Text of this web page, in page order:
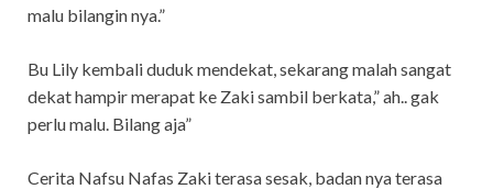
malu bilangin nya.”
Bu Lily kembali duduk mendekat, sekarang malah sangat
dekat hampir merapat ke Zaki sambil berkata,” ah.. gak
perlu malu. Bilang aja”
Cerita Nafsu Nafas Zaki terasa sesak, badan nya terasa